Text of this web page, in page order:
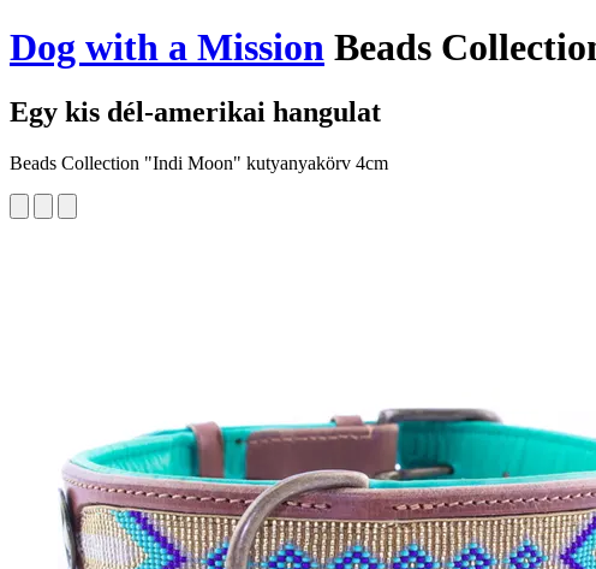
Dog with a Mission Beads
Egy kis dél-amerikai hangulat
Beads Collection "Indi Moon" kutyanyakörv 4cm